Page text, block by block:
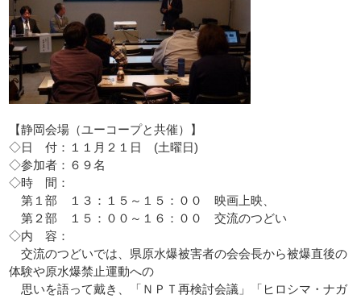
【静岡会場（ユーコープと共催）】
◇日 付：１１月２１日 (土曜日)
◇参加者：６９名
◇時 間：
第１部 １３：１５～１５：００ 映画上映、
第２部 １５：００～１６：００ 交流のつどい
◇内 容：
交流のつどいでは、県原水爆被害者の会会長から被爆直後の
体験や原水爆禁止運動への
思いを語って戴き、「ＮＰＴ再検討会議」「ヒロシマ・ナガ